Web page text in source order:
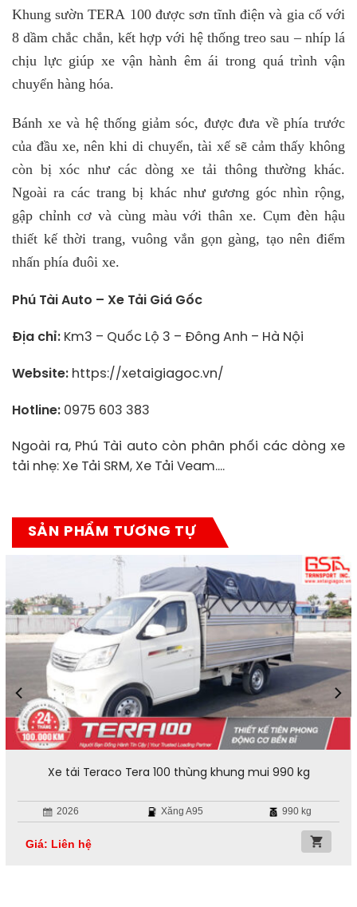
Khung sườn TERA 100 được sơn tĩnh điện và gia cố với
8 dầm chắc chắn, kết hợp với hệ thống treo sau – nhíp lá
chịu lực giúp xe vận hành êm ái trong quá trình vận
chuyển hàng hóa.
Bánh xe và hệ thống giảm sóc, được đưa về phía trước
của đầu xe, nên khi di chuyển, tài xế sẽ cảm thấy không
còn bị xóc như các dòng xe tải thông thường khác.
Ngoài ra các trang bị khác như gương góc nhìn rộng,
gập chỉnh cơ và cùng màu với thân xe. Cụm đèn hậu
thiết kế thời trang, vuông vắn gọn gàng, tạo nên điểm
nhấn phía đuôi xe.
Phú Tài Auto – Xe Tải Giá Gốc
Địa chỉ: Km3 – Quốc Lộ 3 – Đông Anh – Hà Nội
Website: https://xetaigiagoc.vn/
Hotline: 0975 603 383
Ngoài ra, Phú Tài auto còn phân phối các dòng xe
tải nhẹ: Xe Tải SRM, Xe Tải Veam….
SẢN PHẨM TƯƠNG TỰ
Xe tải Teraco Tera 100 thùng khung mui 990 kg
2026 Xăng A95 990 kg
Giá: Liên hệ